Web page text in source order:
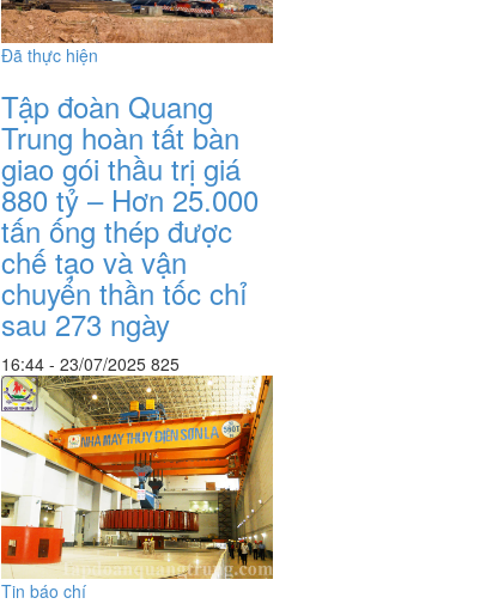
Đã thực hiện
Tập đoàn Quang
Trung hoàn tất bàn
giao gói thầu trị giá
880 tỷ – Hơn 25.000
tấn ống thép được
chế tạo và vận
chuyển thần tốc chỉ
sau 273 ngày
16:44 - 23/07/2025 825
Tin báo chí